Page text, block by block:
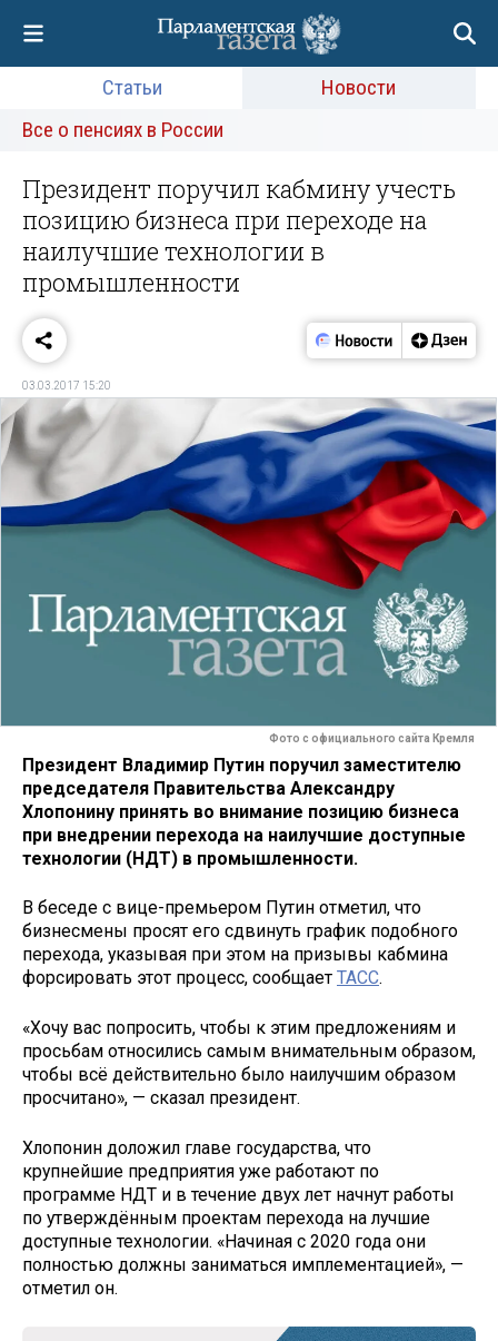
Статьи
Новости
Все о пенсиях в России
Президент поручил кабмину учесть
позицию бизнеса при переходе на
наилучшие технологии в
промышленности
03.03.2017 15:20
Фото с официального сайта Кремля
Президент Владимир Путин поручил заместителю
председателя Правительства Александру
Хлопонину принять во внимание позицию бизнеса
при внедрении перехода на наилучшие доступные
технологии (НДТ) в промышленности.
В беседе с вице-премьером Путин отметил, что
бизнесмены просят его сдвинуть график подобного
перехода, указывая при этом на призывы кабмина
форсировать этот процесс, сообщает ТАСС.
«Хочу вас попросить, чтобы к этим предложениям и
просьбам относились самым внимательным образом,
чтобы всё действительно было наилучшим образом
просчитано», — сказал президент.
Хлопонин доложил главе государства, что
крупнейшие предприятия уже работают по
программе НДТ и в течение двух лет начнут работы
по утверждённым проектам перехода на лучшие
доступные технологии. «Начиная с 2020 года они
полностью должны заниматься имплементацией», —
отметил он.